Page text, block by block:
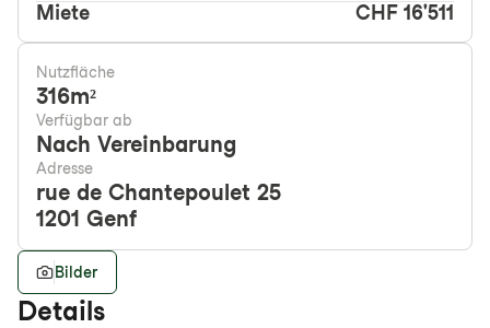
Miete CHF 16'511
Nutzfläche
316m²
Verfügbar ab
Nach Vereinbarung
Adresse
rue de Chantepoulet 25
1201 Genf
Bilder
Details